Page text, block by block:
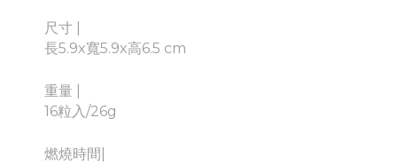
尺寸 |
長5.9x寬5.9x高6.5 cm
重量 |
16粒入/26g
燃燒時間